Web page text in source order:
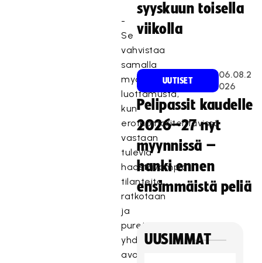
-
Se
vahvistaa
samalla
myös
luottamusta,
kun
erotuomaritehtävissä
vastaan
tulevia
haastavampia
tilanteita
ratkotaan
ja
puretaan
yhdessä
avoimesti
syyskuun toisella
viikolla
UUTISET
06.08.2
026
Pelipassit kaudelle
2026–27 nyt
myynnissä –
hanki ennen
ensimmäistä peliä
UUSIMMAT